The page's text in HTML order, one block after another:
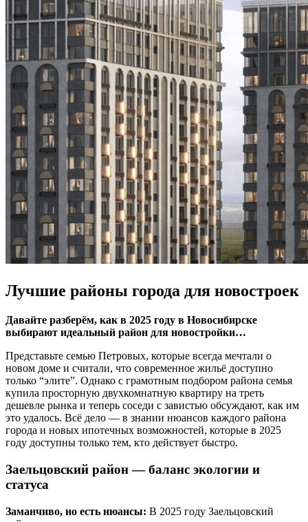
Лучшие районы города для новостроек
Давайте разберём, как в 2025 году в Новосибирске
выбирают идеальный район для новостройки…
Представьте семью Петровых, которые всегда мечтали о
новом доме и считали, что современное жильё доступно
только “элите”. Однако с грамотным подбором района семья
купила просторную двухкомнатную квартиру на треть
дешевле рынка и теперь соседи с завистью обсуждают, как им
это удалось. Всё дело — в знании нюансов каждого района
города и новых ипотечных возможностей, которые в 2025
году доступны только тем, кто действует быстро.
Заельцовский район — баланс экологии и
статуса
Заманчиво, но есть нюансы: В 2025 году Заельцовский